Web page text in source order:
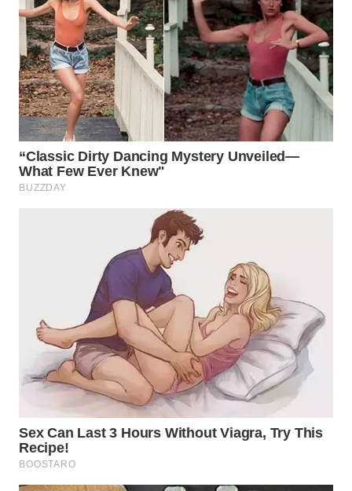
TAPANULI
UTARA
WN
SAMOSIR
WN
PADANG
LAWAS
KEPULAUAN
SERIBU
WN
TANGERANG
WN
BINJAI